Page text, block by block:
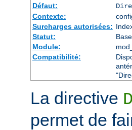
Défaut:
Contexte:
Surcharges autorisées:
Statut:
Base
Module:
Compatibilité:
La directive
permet de